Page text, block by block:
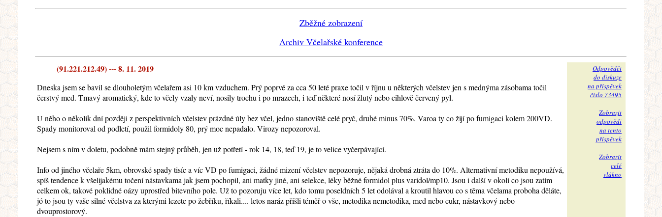
Zběžné zobrazení
Archiv Včelařské konference
(91.221.212.49) --- 8. 11. 2019
Dneska jsem se bavil se dlouholetým včelařem asi 10 km vzduchem. Prý poprvé za cca 50 leté praxe točil v říjnu u některých včelstev jen s mednýma zásobama točil
čerstvý med. Tmavý aromatický, kde to včely vzaly neví, nosily trochu i po mrazech, i teď některé nosí žlutý nebo cihlově červený pyl.
U něho o několik dní později z perspektivních včelstev prázdné úly bez včel, jedno stanoviště celé pryč, druhé minus 70%. Varoa ty co žijí po fumigaci kolem 200VD.
Spady monitoroval od podletí, použil formidoly 80, prý moc nepadalo. Virozy nepozoroval.
Nejsem s ním v doletu, podobně mám stejný průběh, jen už potřetí - rok 14, 18, teď 19, je to velice vyčerpávající.
Info od jiného včelaře 5km, obrovské spady tisíc a víc VD po fumigaci, žádné mizení včelstev nepozoruje, nějaká drobná ztráta do 10%. Alternativní metodiku nepoužívá,
spíš tendence k všelijakému točení nástavkama jak jsem pochopil, ani matky jiné, ani selekce, léky běžné formidol plus varidol/mp10. Jsou i další v okolí co jsou zatím
celkem ok, takové poklidné oázy uprostřed bitevního pole. Už to pozoruju více let, kdo tomu poseldních 5 let odolával a kroutil hlavou co s těma včelama proboha děláte,
jó to jsou ty vaše silné včelstva za kterými lezete po žebříku, říkali.... letos naráz přišli téměř o vše, metodika nemetodika, med nebo cukr, nástavkový nebo
dvouprostorový.
Odpovědět
do diskuze
na příspěvek
číslo 73495
Zobrazit
odpovědi
na tento
příspěvek
Zobrazit
celé
vlákno